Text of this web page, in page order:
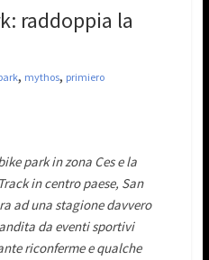
raddoppia la
, mythos, primiero
park in zona Ces e la
in centro paese, San
ad una stagione davvero
da eventi sportivi
riconferme e qualche